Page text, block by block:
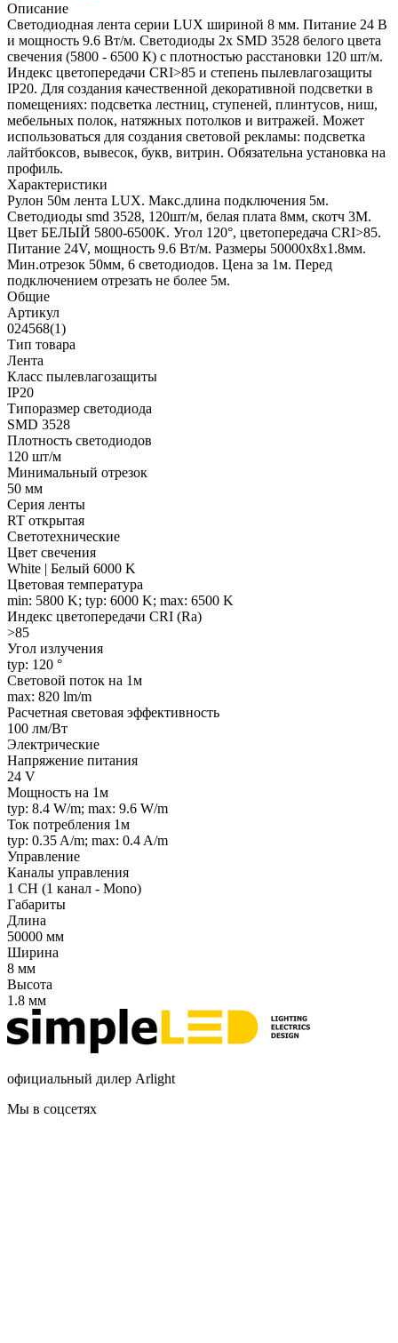
Описание
Светодиодная лента серии LUX шириной 8 мм. Питание 24 В
и мощность 9.6 Вт/м. Светодиоды 2x SMD 3528 белого цвета
свечения (5800 - 6500 К) с плотностью расстановки 120 шт/м.
Индекс цветопередачи CRI>85 и степень пылевлагозащиты
IP20. Для создания качественной декоративной подсветки в
помещениях: подсветка лестниц, ступеней, плинтусов, ниш,
мебельных полок, натяжных потолков и витражей. Может
использоваться для создания световой рекламы: подсветка
лайтбоксов, вывесок, букв, витрин. Обязательна установка на
профиль.
Характеристики
Рулон 50м лента LUX. Макс.длина подключения 5м.
Светодиоды smd 3528, 120шт/м, белая плата 8мм, скотч 3М.
Цвет БЕЛЫЙ 5800-6500K. Угол 120°, цветопередача CRI>85.
Питание 24V, мощность 9.6 Вт/м. Размеры 50000х8х1.8мм.
Мин.отрезок 50мм, 6 светодиодов. Цена за 1м. Перед
подключением отрезать не более 5м.
Общие
Артикул
024568(1)
Тип товара
Лента
Класс пылевлагозащиты
IP20
Типоразмер светодиода
SMD 3528
Плотность светодиодов
120 шт/м
Минимальный отрезок
50 мм
Серия ленты
RT открытая
Светотехнические
Цвет свечения
White | Белый 6000 K
Цветовая температура
min: 5800 K; typ: 6000 K; max: 6500 K
Индекс цветопередачи CRI (Ra)
>85
Угол излучения
typ: 120 °
Световой поток на 1м
max: 820 lm/m
Расчетная световая эффективность
100 лм/Вт
Электрические
Напряжение питания
24 V
Мощность на 1м
typ: 8.4 W/m; max: 9.6 W/m
Ток потребления 1м
typ: 0.35 A/m; max: 0.4 A/m
Управление
Каналы управления
1 CH (1 канал - Mono)
Габариты
Длина
50000 мм
Ширина
8 мм
Высота
1.8 мм
официальный дилер Arlight
Мы в соцсетях